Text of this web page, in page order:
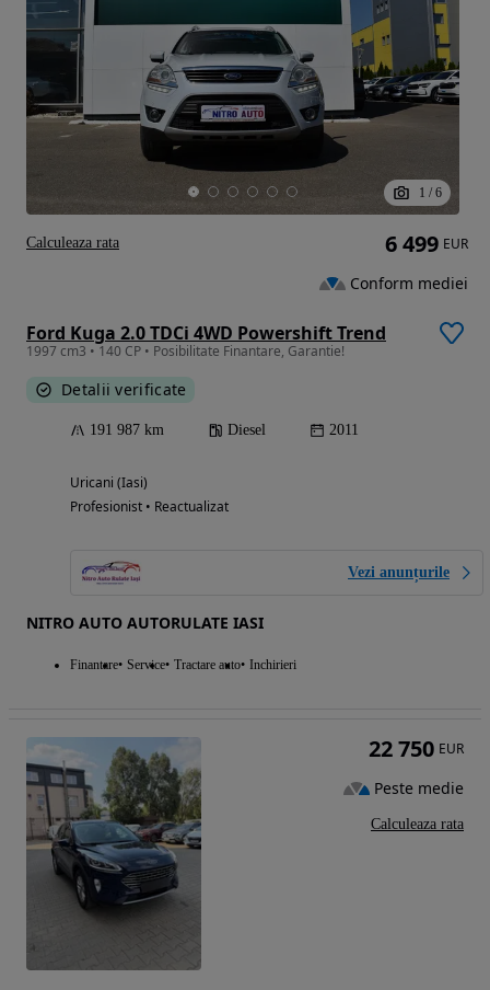
1 / 6
Ford Kuga 2.0 TDCi 4WD Powershift Trend
1997 cm3 • 140 CP • Posibilitate Finantare, Garantie!
Detalii verificate
191 987 km Diesel 2011
Uricani (Iasi)
Profesionist • Reactualizat
Vezi anunțurile
NITRO AUTO AUTORULATE IASI
Finantare Service Tractare auto Inchirieri
6 499 EUR
Conform mediei
Calculeaza rata
22 750 EUR
Peste medie
Calculeaza rata